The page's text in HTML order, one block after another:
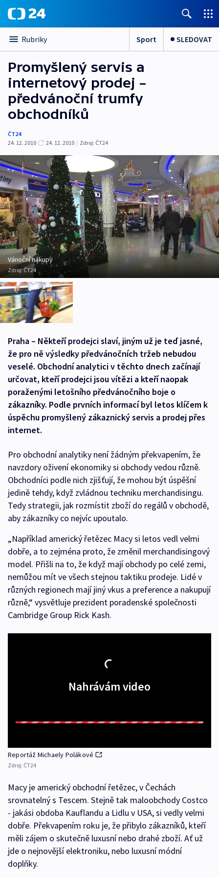
Rubriky Sport SLEDOVAT
Promyšlený servis a
internetový prodej –
předvánoční trumfy
obchodníků
ČT24
24. 12. 2010
24. 12. 2010 | Zdroj: ČT24
Vánoční nákupy
Zdroj:ČT24
Praha – Někteří prodejci slaví, jiným už je teď jasné,
že pro ně výsledky předvánočních tržeb nebudou
veselé. Obchodní analytici v těchto dnech začínají
určovat, kteří prodejci jsou vítězi a kteří naopak
poraženými letošního předvánočního boje o
zákazníky. Podle prvních informací byl letos klíčem k
úspěchu promyšlený zákaznický servis a prodej přes
internet.
Pro obchodní analytiky není žádným překvapením, že
navzdory oživení ekonomiky si obchody vedou různě.
Obchodníci podle nich zjišťují, že mohou být úspěšní
jedině tehdy, když zvládnou techniku merchandisingu.
Tedy strategii, jak rozmístit zboží do regálů v obchodě,
aby zákazníky co nejvíc upoutalo.
„Například americký řetězec Macy si letos vedl velmi
dobře, a to zejména proto, že změnil merchandisingový
model. Přišli na to, že když mají obchody po celé zemi,
nemůžou mít ve všech stejnou taktiku prodeje. Lidé v
různých regionech mají jiný vkus a preference a nakupují
různě,“ vysvětluje prezident poradenské společnosti
Cambridge Group Rick Kash.
Nahrávám video
Reportáž Michaely Polákové
Zdroj: ČT24
Macy je americký obchodní řetězec, v Čechách
srovnatelný s Tescem. Stejně tak maloobchody Costco
- jakási obdoba Kauflandu a Lidlu v USA, si vedly velmi
dobře. Překvapením roku je, že přibylo zákazníků, kteří
měli zájem o skutečně luxusní nebo drahé zboží. Ať už
jde o nejnovější elektroniku, nebo luxusní módní
doplňky.